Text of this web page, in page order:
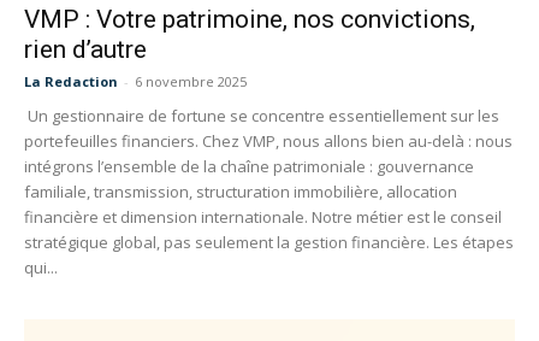
VMP : Votre patrimoine, nos convictions,
rien d’autre
La Redaction - 6 novembre 2025
Un gestionnaire de fortune se concentre essentiellement sur les
portefeuilles financiers. Chez VMP, nous allons bien au-delà : nous
intégrons l’ensemble de la chaîne patrimoniale : gouvernance
familiale, transmission, structuration immobilière, allocation
financière et dimension internationale. Notre métier est le conseil
stratégique global, pas seulement la gestion financière. Les étapes
qui...